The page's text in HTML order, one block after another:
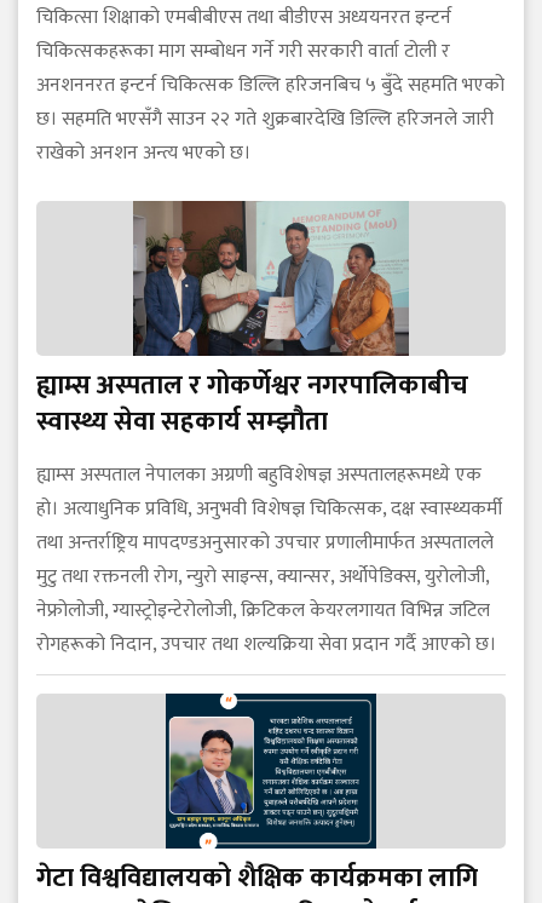
चिकित्सा शिक्षाको एमबीबीएस तथा बीडीएस अध्ययनरत इन्टर्न
चिकित्सकहरूका माग सम्बोधन गर्ने गरी सरकारी वार्ता टोली र
अनशननरत इन्टर्न चिकित्सक डिल्लि हरिजनबिच ५ बुँदे सहमति भएको
छ। सहमति भएसँगै साउन २२ गते शुक्रबारदेखि डिल्लि हरिजनले जारी
राखेको अनशन अन्त्य भएको छ।
ह्याम्स अस्पताल र गोकर्णेश्वर नगरपालिकाबीच
स्वास्थ्य सेवा सहकार्य सम्झौता
ह्याम्स अस्पताल नेपालका अग्रणी बहुविशेषज्ञ अस्पतालहरूमध्ये एक
हो। अत्याधुनिक प्रविधि, अनुभवी विशेषज्ञ चिकित्सक, दक्ष स्वास्थ्यकर्मी
तथा अन्तर्राष्ट्रिय मापदण्डअनुसारको उपचार प्रणालीमार्फत अस्पतालले
मुटु तथा रक्तनली रोग, न्युरो साइन्स, क्यान्सर, अर्थोपेडिक्स, युरोलोजी,
नेफ्रोलोजी, ग्यास्ट्रोइन्टेरोलोजी, क्रिटिकल केयरलगायत विभिन्न जटिल
रोगहरूको निदान, उपचार तथा शल्यक्रिया सेवा प्रदान गर्दै आएको छ।
गेटा विश्वविद्यालयको शैक्षिक कार्यक्रमका लागि